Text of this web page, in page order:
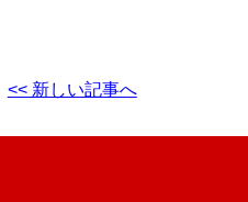
<< 新しい記事へ